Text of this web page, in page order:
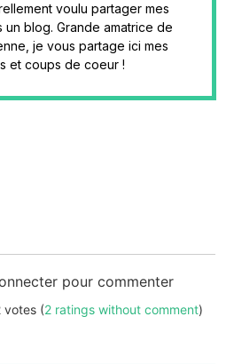
voulu partager mes
blog. Grande amatrice de
je vous partage ici mes
et coups de coeur !
pour commenter
votes (2 ratings without comment)